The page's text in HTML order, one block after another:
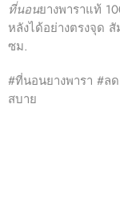
ที่นอนยางพาราแท้
หลังได้อย่างตรงจุด
ซม.
#ที่นอนยางพารา #ล
สบาย